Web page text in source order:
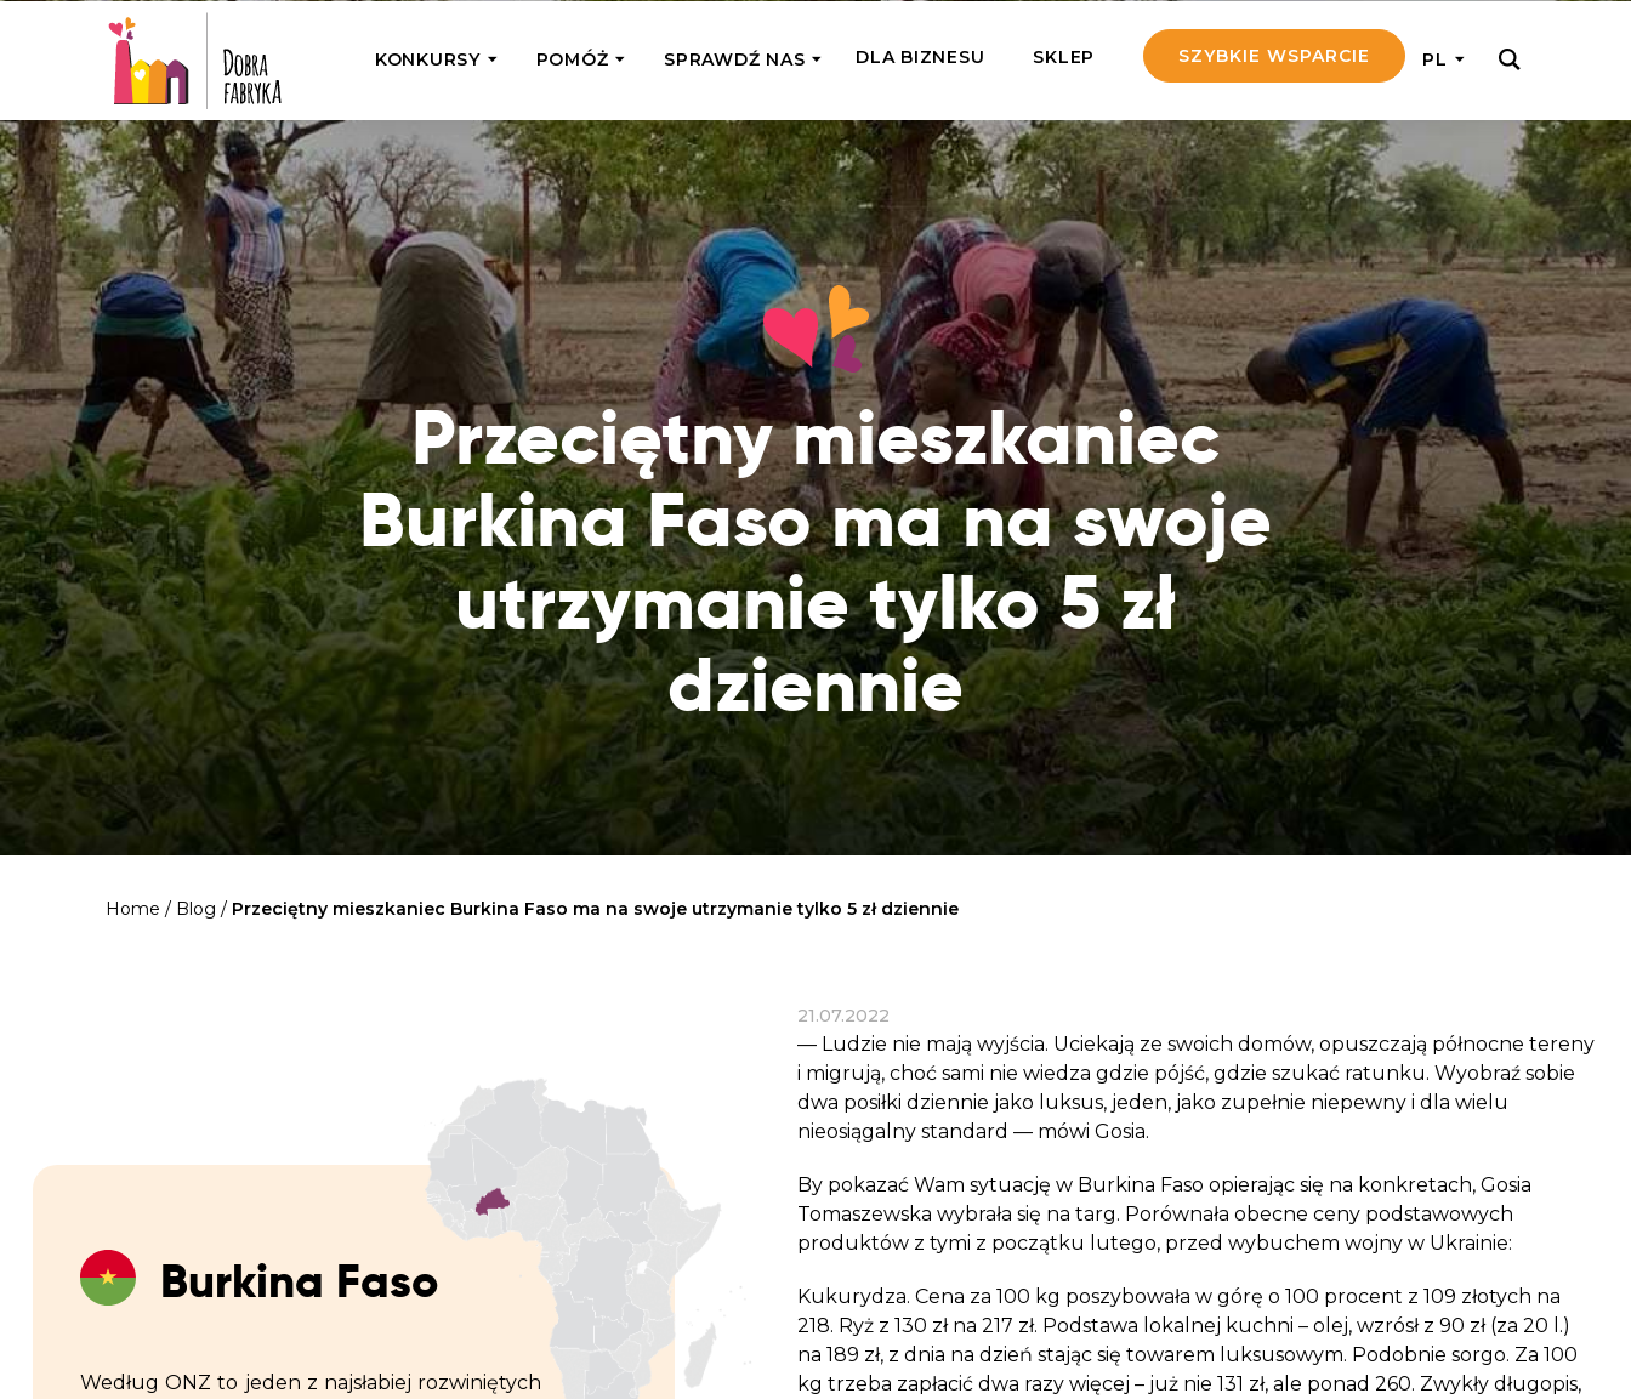
KONKURSY
Wyjedź z Nami
Odwiedź jedno z miejsc, w których
działamy
Przybij 5 w 7 Ogrodach
Wyjedź do Grecji z Michałem
Żakowskim z Radia 357
POMÓŻ
POMAGAM JEDNORAZOWO
Przekaż Kalorie
Podaruj dziecku posiłek z okazji Dnia
Dziecka
Podaruj 1,5%
Przekaż niewielką część swojego
podatku naszym podopiecznym
Pilna Pomoc
Przekaż pomoc tam, gdzie jest teraz
najbardziej potrzebna
Dobroczynne24
Zrób zakupy dla potrzebujących w
markecie z dobrymi uczynkami
Warzywniak Charbela
Zrób zakupy u niewidomego Charbela i
wspieraj Głodnych
WSPIERAM REGULARNIE
Przybij nam 5!
Pomagaj efektywnie, przekazując na
pomoc 5 zł tygodniowo
Adoptuj Seniora
Dołącz do rodziny Seniora, wspierając
go finansowo i emocjonalnie
Drużyny Aniołów
Wspieraj pracę konkretnego misjonarza
i pozostań z nim kontakcie
Wiatraczek dla Życia
Uratuj dziecko cierpiące z powodu
głodu i wspieraj edukację rodziców
SPRAWDŹ NAS
Zespół Fundacji
Poznaj listonoszy przekazanego przez
Ciebie wsparcia
Jak pomagamy
Karmimy, Leczymy, Uczymy, Dajemy
Pracę – sprawdź co to oznacza w
praktyce
Co już zrobiliśmy
Przeczytaj historie ludzi, którym już
pomogliśmy
Gdzie działamy
Sprawdź listę miejsc, do których dociera
Twoja pomoc
Sprawozdania
Zweryfikuj, w jaki sposób wydajemy
przekazane Darowizny
Cele statutowe
Sprawdź cele naszej organizacji
DLA BIZNESU SKLEP SZYBKIE WSPARCIE PL
Przeciętny mieszkaniec
Burkina Faso ma na swoje
utrzymanie tylko 5 zł
dziennie
Home / Blog / Przeciętny mieszkaniec Burkina Faso ma na swoje utrzymanie tylko 5 zł dziennie
Burkina Faso
Według ONZ to jeden z najsłabiej rozwiniętych
21.07.2022
— Ludzie nie mają wyjścia. Uciekają ze swoich domów, opuszczają północne tereny
i migrują, choć sami nie wiedza gdzie pójść, gdzie szukać ratunku. Wyobraź sobie
dwa posiłki dziennie jako luksus, jeden, jako zupełnie niepewny i dla wielu
nieosiągalny standard — mówi Gosia.
By pokazać Wam sytuację w Burkina Faso opierając się na konkretach, Gosia
Tomaszewska wybrała się na targ. Porównała obecne ceny podstawowych
produktów z tymi z początku lutego, przed wybuchem wojny w Ukrainie:
Kukurydza. Cena za 100 kg poszybowała w górę o 100 procent z 109 złotych na
218. Ryż z 130 zł na 217 zł. Podstawa lokalnej kuchni – olej, wzrósł z 90 zł (za 20 l.)
na 189 zł, z dnia na dzień stając się towarem luksusowym. Podobnie sorgo. Za 100
kg trzeba zapłacić dwa razy więcej – już nie 131 zł, ale ponad 260. Zwykły długopis,